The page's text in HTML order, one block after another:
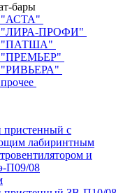
бары
"АСТА"
"ЛИРА-ПРОФИ"
"ПАТША"
"ПРЕМЬЕР"
"РИВЬЕРА"
пристенный с
лабиринтным
и
П09/08